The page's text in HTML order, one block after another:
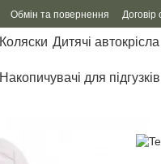
Обмін та повернення
Коляски Дитячі автокрісла
Накопичувачі для підгузків